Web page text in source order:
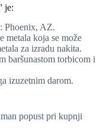
je:
Phoenix, AZ.
metala koja se može
za izradu nakita.
baršunastom torbicom i
izuzetnim darom.
popust pri kupnji